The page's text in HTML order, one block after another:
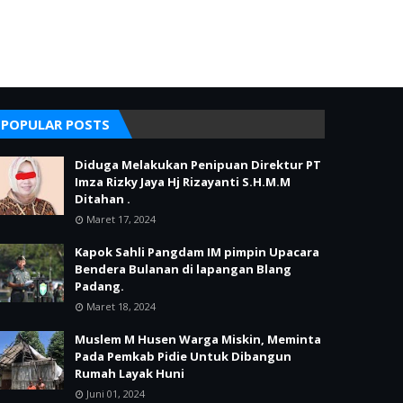
POPULAR POSTS
Diduga Melakukan Penipuan Direktur PT
Imza Rizky Jaya Hj Rizayanti S.H.M.M
Ditahan .
Maret 17, 2024
Kapok Sahli Pangdam IM pimpin Upacara
Bendera Bulanan di lapangan Blang
Padang.
Maret 18, 2024
Muslem M Husen Warga Miskin, Meminta
Pada Pemkab Pidie Untuk Dibangun
Rumah Layak Huni
Juni 01, 2024